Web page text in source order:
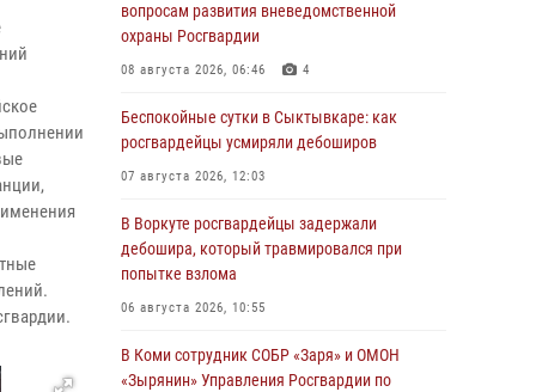
вопросам развития вневедомственной
охраны Росгвардии
08 августа 2026, 06:46 4
Беспокойные сутки в Сыктывкаре: как
росгвардейцы усмиряли дебоширов
07 августа 2026, 12:03
В Воркуте росгвардейцы задержали
дебошира, который травмировался при
попытке взлома
06 августа 2026, 10:55
В Коми сотрудник СОБР «Заря» и ОМОН
«Зырянин» Управления Росгвардии по